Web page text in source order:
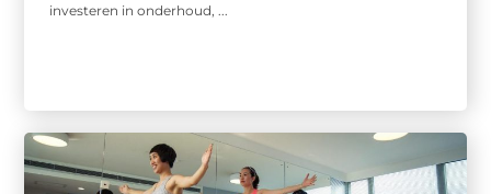
investeren in onderhoud, ...